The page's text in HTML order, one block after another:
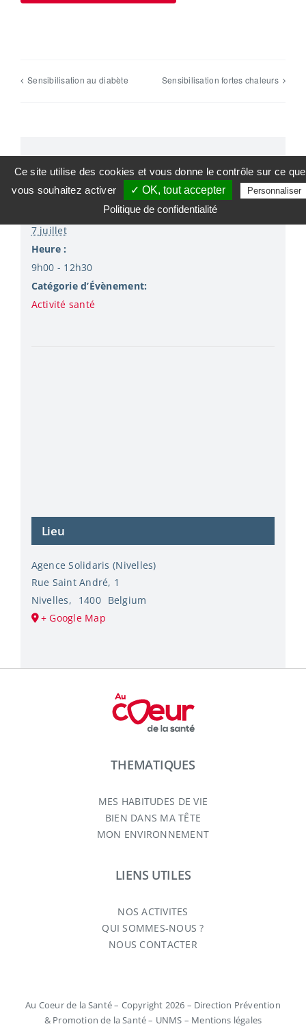
Sensibilisation au diabète Sensibilisation fortes chaleurs
Détails
7 juillet
Heure :
9h00 - 12h30
Catégorie d’Évènement:
Activité santé
Lieu
Agence Solidaris (Nivelles)
Rue Saint André, 1
Nivelles, 1400 Belgium
+ Google Map
THEMATIQUES
MES HABITUDES DE VIE
BIEN DANS MA TÊTE
MON ENVIRONNEMENT
LIENS UTILES
NOS ACTIVITES
QUI SOMMES-NOUS ?
NOUS CONTACTER
Au Coeur de la Santé – Copyright 2026 – Direction Prévention
& Promotion de la Santé – UNMS – Mentions légales
Ce site utilise des cookies et vous donne le contrôle sur ce que
vous souhaitez activer
✓ OK, tout accepter Personnaliser
Politique de confidentialité